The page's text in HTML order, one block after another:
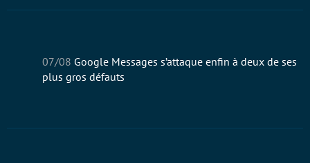
07/08 Google Messages s’attaque enfin à deux de ses
plus gros défauts